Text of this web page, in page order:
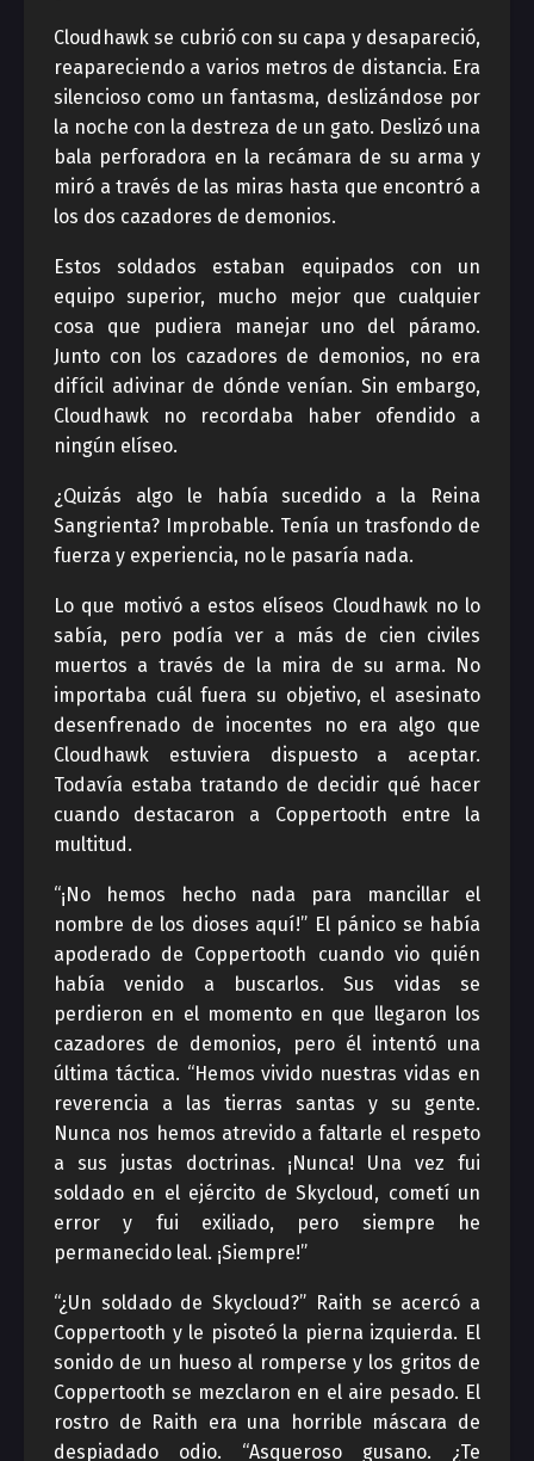
Cloudhawk se cubrió con su capa y desapareció,
reapareciendo a varios metros de distancia. Era
silencioso como un fantasma, deslizándose por
la noche con la destreza de un gato. Deslizó una
bala perforadora en la recámara de su arma y
miró a través de las miras hasta que encontró a
los dos cazadores de demonios.
Estos soldados estaban equipados con un
equipo superior, mucho mejor que cualquier
cosa que pudiera manejar uno del páramo.
Junto con los cazadores de demonios, no era
difícil adivinar de dónde venían. Sin embargo,
Cloudhawk no recordaba haber ofendido a
ningún elíseo.
¿Quizás algo le había sucedido a la Reina
Sangrienta? Improbable. Tenía un trasfondo de
fuerza y ​​experiencia, no le pasaría nada.
Lo que motivó a estos elíseos Cloudhawk no lo
sabía, pero podía ver a más de cien civiles
muertos a través de la mira de su arma. No
importaba cuál fuera su objetivo, el asesinato
desenfrenado de inocentes no era algo que
Cloudhawk estuviera dispuesto a aceptar.
Todavía estaba tratando de decidir qué hacer
cuando destacaron a Coppertooth entre la
multitud.
“¡No hemos hecho nada para mancillar el
nombre de los dioses aquí!” El pánico se había
apoderado de Coppertooth cuando vio quién
había venido a buscarlos. Sus vidas se
perdieron en el momento en que llegaron los
cazadores de demonios, pero él intentó una
última táctica. “Hemos vivido nuestras vidas en
reverencia a las tierras santas y su gente.
Nunca nos hemos atrevido a faltarle el respeto
a sus justas doctrinas. ¡Nunca! Una vez fui
soldado en el ejército de Skycloud, cometí un
error y fui exiliado, pero siempre he
permanecido leal. ¡Siempre!”
“¿Un soldado de Skycloud?” Raith se acercó a
Coppertooth y le pisoteó la pierna izquierda. El
sonido de un hueso al romperse y los gritos de
Coppertooth se mezclaron en el aire pesado. El
rostro de Raith era una horrible máscara de
despiadado odio. “Asqueroso gusano. ¿Te